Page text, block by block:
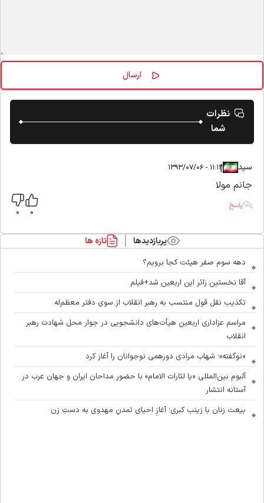
نظرات
شما
سید|
|۱۱:۱۲ - ۱۳۹۳/۰۷/۰۶
جانم مولا
پاسخ
پربازدیدها تازه ها
دهه سوم صفر هیئت کجا برویم؟
آقا نخستین زائر این اربعین شد+فیلم
تکذیب نقل قول منتسب به رهبر انقلاب از سوی دفتر معظم‌له
مراسم عزاداری اربعین هیأت‌های دانشجویی در جوار محل شهادت رهبر
انقلاب
«نوگفته»؛ شهاب مرادی دورهمی نوجوانان را آغاز کرد
آلبوم بین‌المللی «یا لثارات الامام» با حضور مداحان ایران و جهان عرب در
آستانه انتشار
بیعت زنان با زینب کبری؛ آغازِ احیای تمدنِ مهدوی به دستِ زن